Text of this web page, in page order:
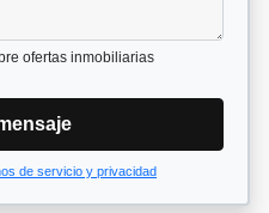
ofertas inmobiliarias
de servicio y privacidad